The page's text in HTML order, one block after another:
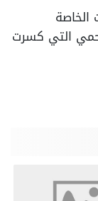
التي كسرت